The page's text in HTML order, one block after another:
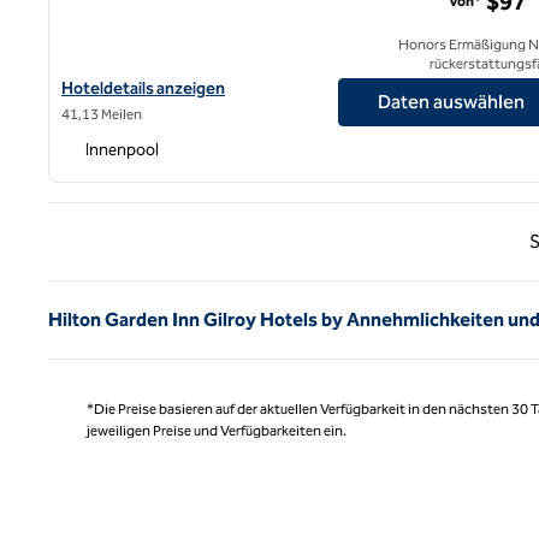
Hoteldetails für das Hilton Garden Inn Palo Alto anzeigen
Hoteldetails anzeigen
41,13 Meilen
Honors Ermäßigung
Daten auswählen
Innenpool
Hilton Garden Inn Gilroy Hotels by Annehmlichkeiten
*Die Preise basieren auf der aktuellen Verfügbarkeit in den nächsten
jeweiligen Preise und Verfügbarkeiten ein.